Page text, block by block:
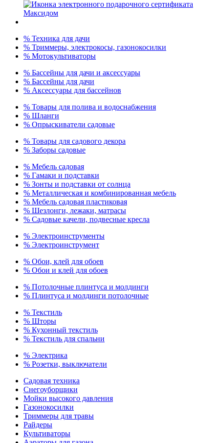
% Техника для дачи
% Триммеры, электрокосы, газонокосилки
% Мотокультиваторы
% Бассейны для дачи и аксессуары
% Бассейны для дачи
% Аксессуары для бассейнов
% Товары для полива и водоснабжения
% Шланги
% Опрыскиватели садовые
% Товары для садового декора
% Заборы садовые
% Мебель садовая
% Гамаки и подставки
% Зонты и подставки от солнца
% Металлическая и комбинированная мебель
% Мебель садовая пластиковая
% Шезлонги, лежаки, матрасы
% Садовые качели, подвесные кресла
% Электроинструменты
% Электроинструмент
% Обои, клей для обоев
% Обои и клей для обоев
% Потолочные плинтуса и молдинги
% Плинтуса и молдинги потолочные
% Текстиль
% Шторы
% Кухонный текстиль
% Текстиль для спальни
% Электрика
% Розетки, выключатели
Садовая техника
Снегоуборщики
Мойки высокого давления
Газонокосилки
Триммеры для травы
Райдеры
Культиваторы